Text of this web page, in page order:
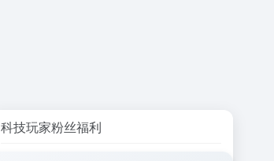
科技玩家粉丝福利